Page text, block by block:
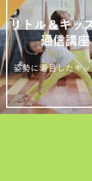
リトル＆キッ
通信講座
姿勢に着目したキ